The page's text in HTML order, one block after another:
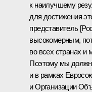
к наилучшему
для достижения
представитель
высокомерным,
во всех странах и
Поэтому мы
и в рамках
и Организации